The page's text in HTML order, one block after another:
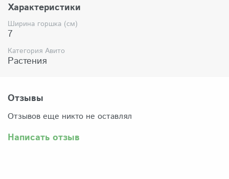
по России осуществляется через Яндекс-доставку или
СДЭК.
Комплектация:
Растение (отправляется с открытой корневой
системой, это норма для всех суккулентов, они
Характеристики
Ширина горшка (см)
7
Категория Авито
Растения
Отзывы
Отзывов еще никто не оставлял
Написать отзыв